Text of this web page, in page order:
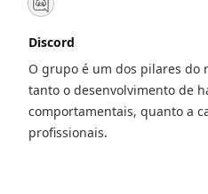
Discord
O grupo é um dos pilares do
tanto o desenvolvimento de
comportamentais, quanto a
profissionais.